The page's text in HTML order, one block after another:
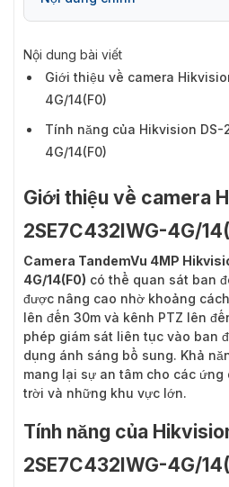
Nội dung bài viết
Giới thiệu về camera
4G/14(F0)
Tính năng của Hikvision DS-
4G/14(F0)
Giới thiệu về camera
2SE7C432IWG-4G/
Camera TandemVu 4MP
4G/14(F0) có thể quan sát ban
được nâng cao nhờ khoảng
lên đến 30m và kênh PTZ lên
phép giám sát liên tục vào ban
dụng ánh sáng bổ sung. Khả
mang lại sự an tâm cho các
trời và những khu vực lớn.
Tính năng của
2SE7C432IWG-4G/